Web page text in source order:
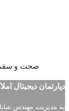
صحت و سقم
دپارتمان دیجیتال
به مدیریت مهندس